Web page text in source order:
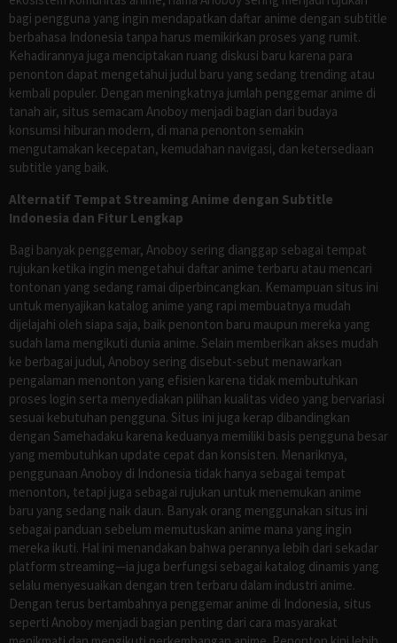
bagi pengguna yang ingin mendapatkan daftar anime dengan subtitle
berbahasa Indonesia tanpa harus memikirkan proses yang rumit.
Kehadirannya juga menciptakan ruang diskusi baru karena para
penonton dapat mengetahui judul baru yang sedang trending atau
kembali populer. Dengan meningkatnya jumlah penggemar anime di
tanah air, situs semacam Anoboy menjadi bagian dari budaya
konsumsi hiburan modern, di mana penonton semakin
mengutamakan kecepatan, kemudahan navigasi, dan ketersediaan
subtitle yang baik.
Alternatif Tempat Streaming Anime dengan Subtitle
Indonesia dan Fitur Lengkap
Bagi banyak penggemar, Anoboy sering dianggap sebagai tempat
rujukan ketika ingin mengetahui daftar anime terbaru atau mencari
tontonan yang sedang ramai diperbincangkan. Kemampuan situs ini
untuk menyajikan katalog anime yang rapi membuatnya mudah
dijelajahi oleh siapa saja, baik penonton baru maupun mereka yang
sudah lama mengikuti dunia anime. Selain memberikan akses mudah
ke berbagai judul, Anoboy sering disebut-sebut menawarkan
pengalaman menonton yang efisien karena tidak membutuhkan
proses login serta menyediakan pilihan kualitas video yang bervariasi
sesuai kebutuhan pengguna. Situs ini juga kerap dibandingkan
dengan Samehadaku karena keduanya memiliki basis pengguna besar
yang membutuhkan update cepat dan konsisten. Menariknya,
penggunaan Anoboy di Indonesia tidak hanya sebagai tempat
menonton, tetapi juga sebagai rujukan untuk menemukan anime
baru yang sedang naik daun. Banyak orang menggunakan situs ini
sebagai panduan sebelum memutuskan anime mana yang ingin
mereka ikuti. Hal ini menandakan bahwa perannya lebih dari sekadar
platform streaming—ia juga berfungsi sebagai katalog dinamis yang
selalu menyesuaikan dengan tren terbaru dalam industri anime.
Dengan terus bertambahnya penggemar anime di Indonesia, situs
seperti Anoboy menjadi bagian penting dari cara masyarakat